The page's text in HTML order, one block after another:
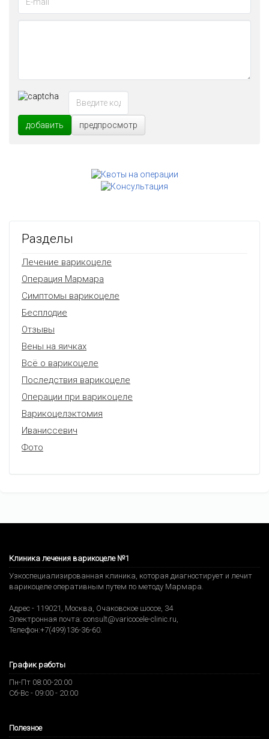
добавить предпросмотр
Разделы
Лечение варикоцеле
Операция Мармара
Симптомы варикоцеле
Бесплодие
Отзывы
Вены на яичках
Всё о варикоцеле
Последствия варикоцеле
Операции при варикоцеле
Варикоцелэктомия
Иваниссевич
Фото
Клиника лечения варикоцеле №1
Узкоспециализированная клиника, которая диагностирует и лечит
варикоцеле оперативным путем по методу Мармара.
Адрес - 119021 Москва Очаковское шоссе, 34
Электронная почта: consult@varicocele-clinic.ru
Телефон:+7(499)136-36-60
График работы
Пн-Пт 08:00-20:00
Сб-Вс - 09:00 - 20:00
Полезное